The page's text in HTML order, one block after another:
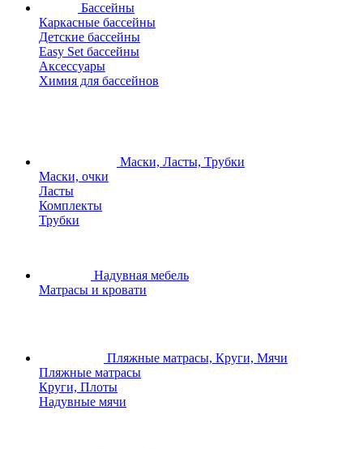
Бассейны
Каркасные бассейны
Детские бассейны
Easy Set бассейны
Аксессуары
Химия для бассейнов
Маски, Ласты, Трубки
Маски, очки
Ласты
Комплекты
Трубки
Надувная мебель
Матрасы и кровати
Пляжные матрасы, Круги, Мячи
Пляжные матрасы
Круги, Плоты
Надувные мячи